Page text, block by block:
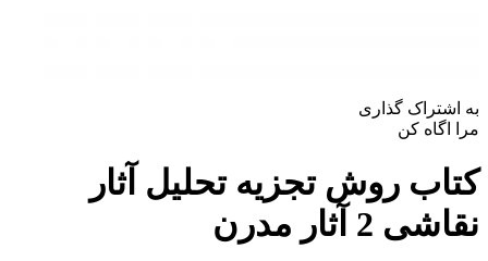
به اشتراک گذاری
مرا اگاه کن
کتاب روش تجزیه تحلیل آثار
نقاشی 2 آثار مدرن